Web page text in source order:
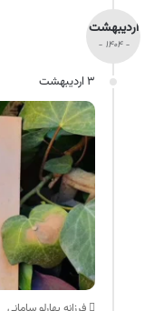
اردیبهشت
- ۱۴۰۴ -
۳ اردیبهشت